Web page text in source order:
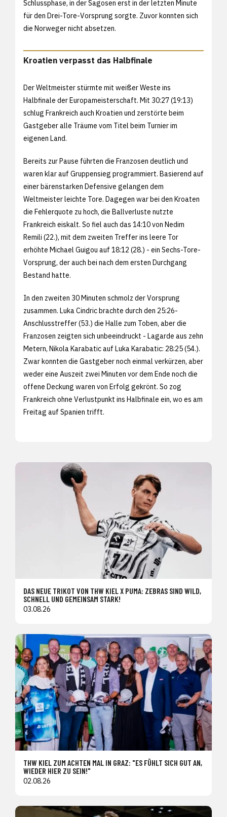
Schlussphase, in der Sagosen erst in der letzten Minute
für den Drei-Tore-Vorsprung sorgte. Zuvor konnten sich
die Norweger nicht absetzen.
Kroatien verpasst das Halbfinale
Der Weltmeister stürmte mit weißer Weste ins
Halbfinale der Europameisterschaft. Mit 30:27 (19:13)
schlug Frankreich auch Kroatien und zerstörte beim
Gastgeber alle Träume vom Titel beim Turnier im
eigenen Land.
Bereits zur Pause führten die Franzosen deutlich und
waren klar auf Gruppensieg programmiert. Basierend auf
einer bärenstarken Defensive gelangen dem
Weltmeister leichte Tore. Dagegen war bei den Kroaten
die Fehlerquote zu hoch, die Ballverluste nutzte
Frankreich eiskalt. So fiel auch das 14:10 von Nedim
Remili (22.), mit dem zweiten Treffer ins leere Tor
erhöhte Michael Guigou auf 18:12 (28.) - ein Sechs-Tore-
Vorsprung, der auch bei nach dem ersten Durchgang
Bestand hatte.
In den zweiten 30 Minuten schmolz der Vorsprung
zusammen. Luka Cindric brachte durch den 25:26-
Anschlusstreffer (53.) die Halle zum Toben, aber die
Franzosen zeigten sich unbeeindruckt - Lagarde aus zehn
Metern, Nikola Karabatic auf Luka Karabatic: 28:25 (54.).
Zwar konnten die Gastgeber noch einmal verkürzen, aber
weder eine Auszeit zwei Minuten vor dem Ende noch die
offene Deckung waren von Erfolg gekrönt. So zog
Frankreich ohne Verlustpunkt ins Halbfinale ein, wo es am
Freitag auf Spanien trifft.
DAS NEUE TRIKOT VON THW KIEL X PUMA: ZEBRAS SIND WILD,
SCHNELL UND GEMEINSAM STARK!
03.08.26
THW KIEL ZUM ACHTEN MAL IN GRAZ: "ES FÜHLT SICH GUT AN,
WIEDER HIER ZU SEIN!"
02.08.26